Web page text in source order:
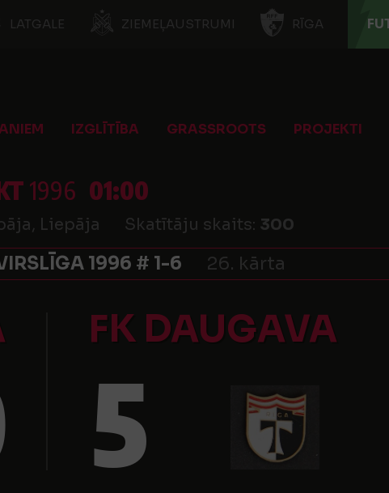
LATGALE ZIEMEĻAUSTRUMI RĪGA
IZGLĪTĪBA GRASSROOTS PROJEKTI
1996 01:00
Liepāja Skatītāju skaits: 300
1996 # 1-6 26. kārta
FK DAUGAVA
5